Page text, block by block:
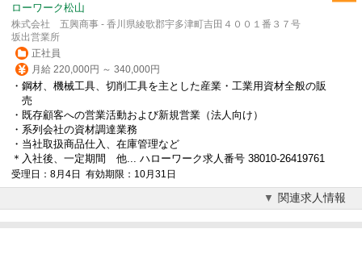
ローワーク松山
株式会社 五興商事 - 香川県綾歌郡宇多津町吉田４００１番３７号
坂出営業所
正社員
月給 220,000円 ～ 340,000円
・鋼材、機械工具、切削工具を主とした産業・工業用資材全般の販
売
・既存顧客への営業活動および新規営業（法人向け）
・系列会社の資材調達業務
・当社取扱商品仕入、在庫管理など
＊入社後、一定期間 他... ハローワーク求人番号 38010-26419761
受理日：8月4日 有効期限：10月31日
関連求人情報